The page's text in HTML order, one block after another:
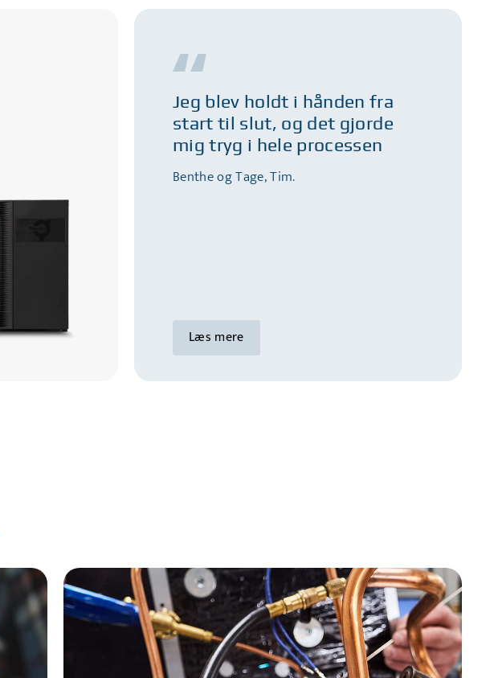
Jeg blev holdt i hånden fra
start til slut, og det gjorde
mig tryg i hele processen
Benthe og Tage, Tim.
Læs mere